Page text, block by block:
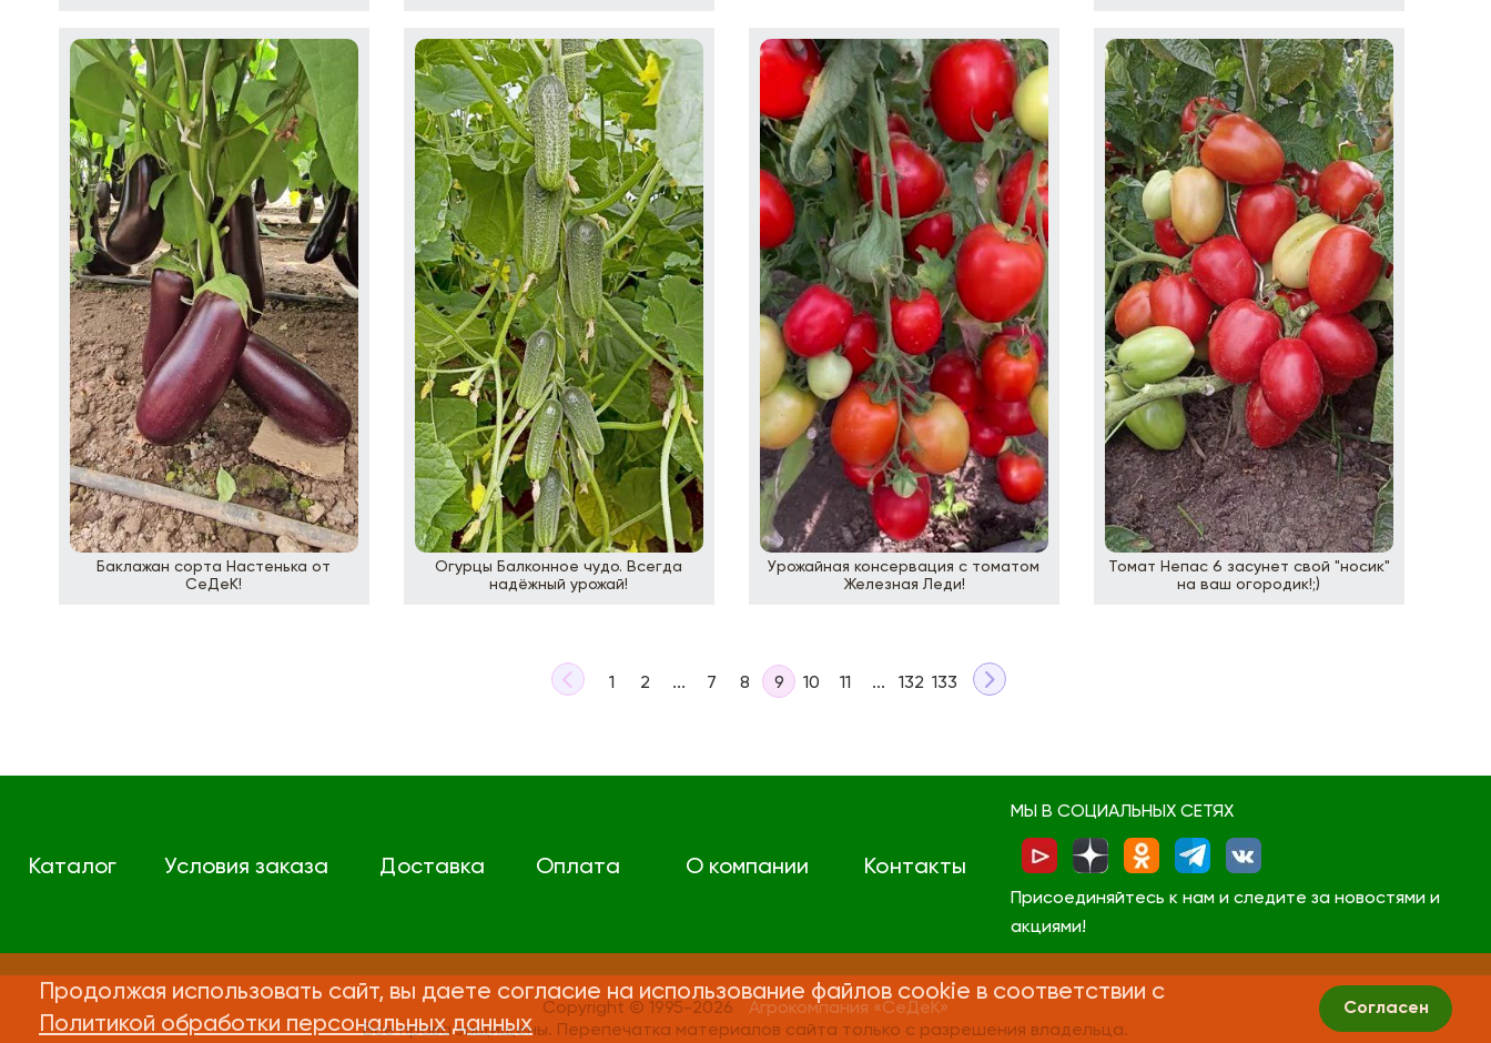
Баклажан сорта Настенька от
СеДеК!
Огурцы Балконное чудо. Всегда
надёжный урожай!
Урожайная консервация с томатом
Железная Леди!
Томат Непас 6 засунет свой "носик"
на ваш огородик!;)
1 2 ... 7 8 9 10 11 ... 132 133
Каталог Условия заказа Доставка Оплата О компании Контакты
МЫ В СОЦИАЛЬНЫХ СЕТЯХ
Присоединяйтесь к нам и следите за новостями и
акциями!
Copyright © 1995-2026
Агрокомпания «СеДеК»
Все права защищены. Перепечатка материалов сайта только с разрешения владельца.
Продолжая использовать сайт, вы даете согласие на использование файлов cookie в соответствии с
Политикой обработки персональных данных
Согласен